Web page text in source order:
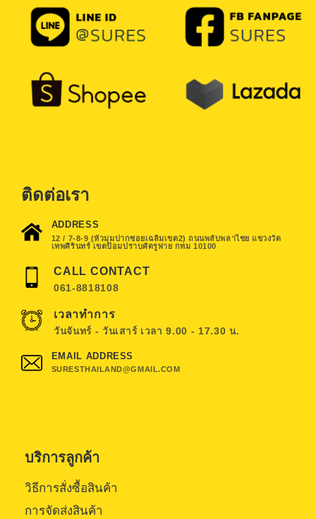
ติดต่อเรา
ADDRESS
12 / 7-8-9 (หัวมุมปากซอยเฉลิมเขต2) ถนนพลับพลาไชย แขวงวัด
เทพศิรินทร์ เขตป้อมปราบศัตรูพ่าย กทม 10100
CALL CONTACT
061-8818108
เวลาทำการ
วันจันทร์ - วันเสาร์ เวลา 9.00 - 17.30 น.
EMAIL ADDRESS
SURESTHAILAND@GMAIL.COM
บริการลูกค้า
วิธีการสั่งซื้อสินค้า
การจัดส่งสินค้า